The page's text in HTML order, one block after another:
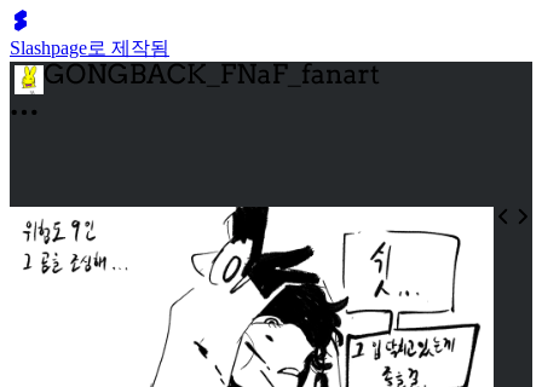
Slashpage로 제작됨